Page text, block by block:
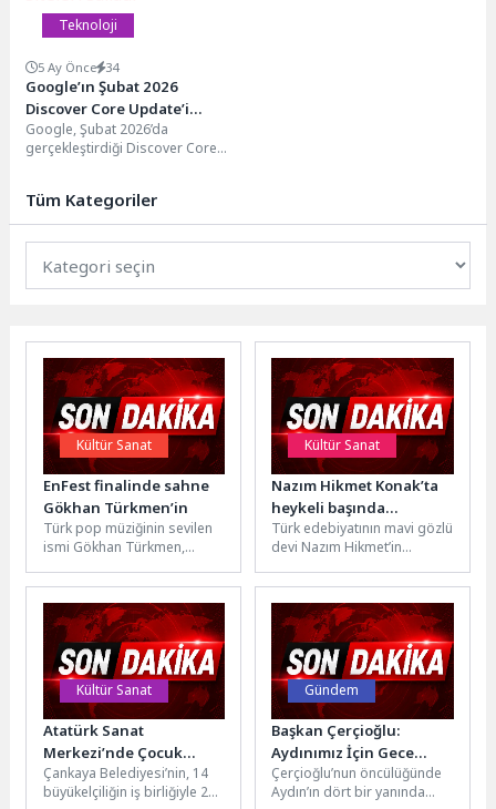
Teknoloji
5 Ay Önce 34
Google’ın Şubat 2026
Discover Core Update’i
Siteleri Salladı
Google, Şubat 2026’da
gerçekleştirdiği Discover Core
Tüm Kategoriler
Kültür Sanat
EnFest finalinde sahne
Gökhan Türkmen’in
Türk pop müziğinin sevilen
ismi Gökhan Türkmen,
için özel olarak hazırladığı...
Kültür Sanat
Nazım Hikmet Konak’ta
heykeli başında
düzenlenen törenle
anıldı
Türk edebiyatının mavi gözlü
devi Nazım Hikmet’in
başında anıldığı etkinlikte
konuşan Başkan Mutlu,...
Kültür Sanat
Atatürk Sanat
Merkezi’nde Çocuk
Sesleri
Çankaya Belediyesi’nin, 14
büyükelçiliğin iş birliğiyle 23
Gündem
Başkan Çerçioğlu:
Aydınımız İçin Gece
Gündüz Çalışmaya
Devam Ediyoruz
Çerçioğlu’nun öncülüğünde
Aydın’ın dört bir yanında